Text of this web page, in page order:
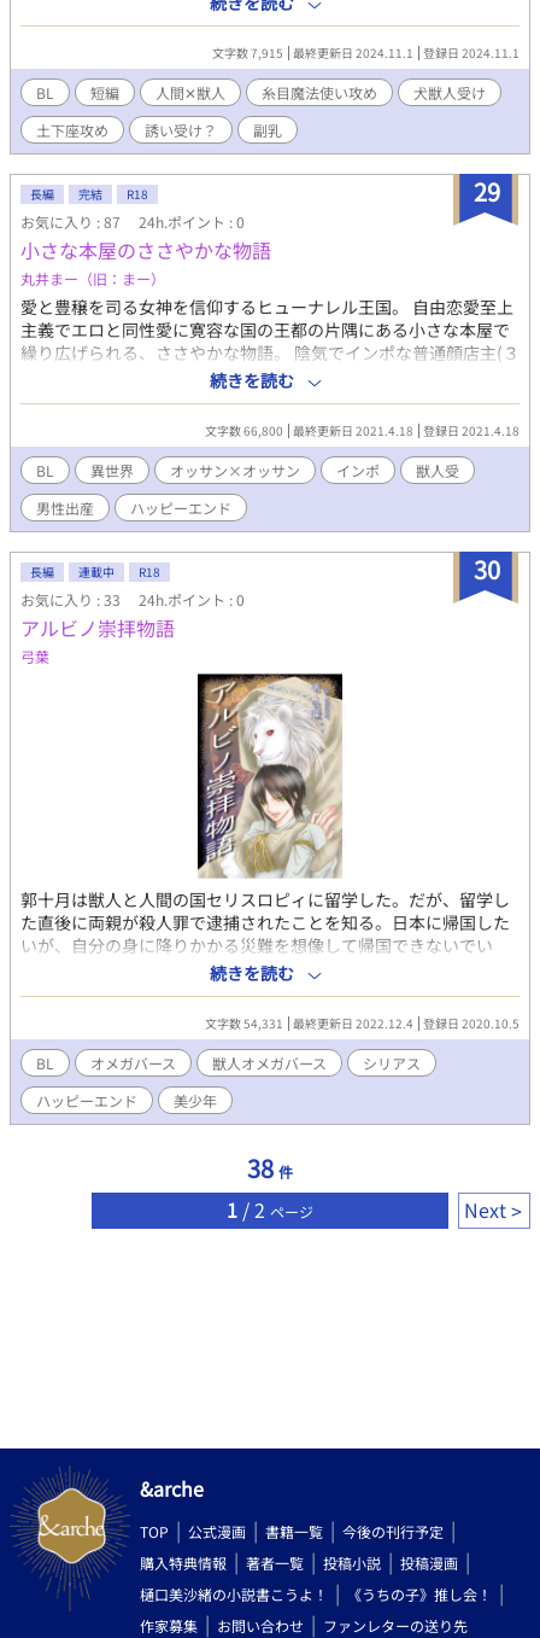
身体目当ての男はお断りだ」 ベルントの愛はマテオに届くの
か！？ 糸目魔法使い✕犬獣人衛兵。 ※獣頭の獣人です！副乳！副
乳！ ※ムーンライトノベルズさんでも公開しております。
文字数 7,915 最終更新日 2024.11.1 登録日 2024.11.1
BL 短編 人間✕獣人 糸目魔法使い攻め
犬獣人受け
土下座攻め
誘い受け？ 副乳
29
長編 完結 R18
お気に入り : 87 24h.ポイント : 0
小さな本屋のささやかな物語
丸井まー（旧：まー）
愛と豊穣を司る女神を信仰するヒューナレル王国。 自由恋愛至上
主義でエロと同性愛に寛容な国の王都の片隅にある小さな本屋で
繰り広げられる、ささやかな物語。 陰気でインポな普通顔店主(３
６歳)×気弱なマッチョ犬獣人(３１歳) ※犬耳つきとかではなく、
犬頭の毛だるまボディな感じの獣人です。マッチョ獣人受けで
す。 ふんわり設定です。エロは予告なく入ります。 全１３話＋お
まけ１話です。よろしくお願いいたします。 ※ムーンライトノベ
ルズさんでも公開しております。
続きを読む
文字数 66,800 最終更新日 2021.4.18 登録日 2021.4.18
BL 異世界 オッサン×オッサン インポ
獣人受
男性出産
ハッピーエンド
30
長編 連載中 R18
お気に入り : 33 24h.ポイント : 0
アルビノ崇拝物語
弓葉
郭十月は獣人と人間の国セリスロピィに留学した。だが、留学し
た直後に両親が殺人罪で逮捕されたことを知る。日本に帰国した
いが、自分の身に降りかかる災難を想像して帰国できないでい
た。支援してくれていたはずの祖母とも連絡が取れなくなり異国
の地で十月は孤独になる。そんなある日、忍び込んだ廃墟でアル
ビノライオンと出会った。そこで、セリスロピィでは信仰や薬の
ために生きたまま手足を切り落とす事件があることを知る。 十月
はその犯人を見つけ捕らえて自分の価値を上げようとした。そう
しなければ、日本に帰国する勇気を持つことができなかったから
だ。犯人への手がかりを見つけた矢先、アルビノライオンである
レベリオの右腕を所持している館があると情報が入る。その情報
た。 不穏な空気が立ちこめ、獣人と人間の戦争が再び起きようと
していた。十月は仲間の犬獣人ブラットに帰国するよう促される
が、レベリオと再会するまで帰国しないと決める。
続きを読む
文字数 54,331 最終更新日 2022.12.4 登録日 2020.10.5
BL オメガバース 獣人オメガバース
シリアス
ハッピーエンド
美少年
38 件
1 / 2 ページ Next
&arche
TOP 公式漫画 書籍一覧
今後の刊行予定
購入特典情報
著者一覧 投稿小説
投稿漫画
樋口美沙緒の小説書こうよ！
《うちの子》推し会！
作家募集
お問い合わせ ファンレターの送り先